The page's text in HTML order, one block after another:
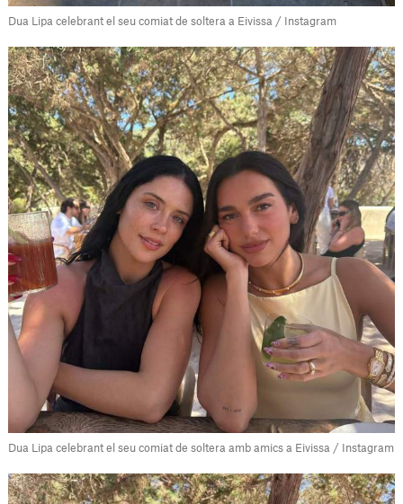
Dua Lipa celebrant el seu comiat de soltera a Eivissa / Instagram
Dua Lipa celebrant el seu comiat de soltera amb amics a Eivissa / Instagram